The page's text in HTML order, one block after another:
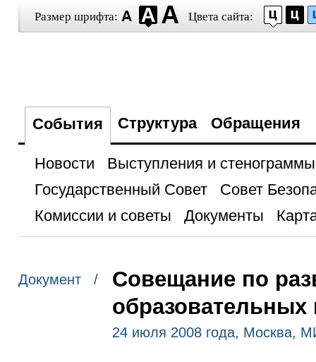
Размер шрифта: Цвета сайта:
События Структура Обращения
Новости
Выступления и стенограммы
Государственный Совет
Совет
Комиссии и советы
Документы
Документ /
Совещание по
образовательных
24 июля 2008 года, Москва,